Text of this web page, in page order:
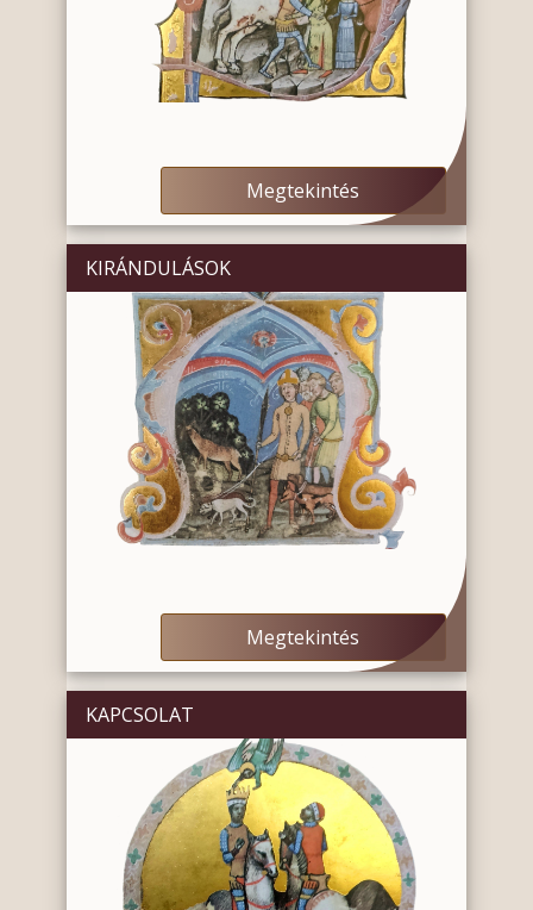
Megtekintés
KIRÁNDULÁSOK
Megtekintés
KAPCSOLAT